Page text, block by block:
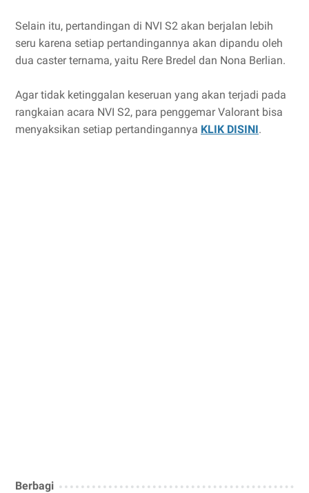
Selain itu, pertandingan di NVI S2 akan berjalan lebih
seru karena setiap pertandingannya akan dipandu oleh
dua caster ternama, yaitu Rere Bredel dan Nona Berlian.
Agar tidak ketinggalan keseruan yang akan terjadi pada
rangkaian acara NVI S2, para penggemar Valorant bisa
menyaksikan setiap pertandingannya KLIK DISINI.
Berbagi